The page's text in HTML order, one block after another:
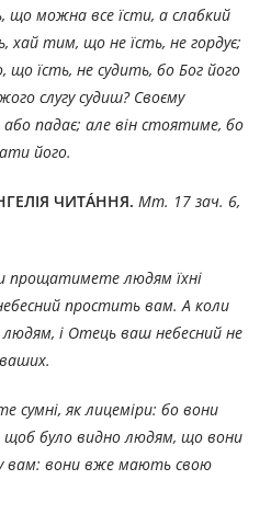
що можна все їсти, а слабкий
хай тим, що не їсть, не гордує;
що їсть, не судить, бо Бог його
слугу судиш? Своєму
або падає; але він стоятиме, бо
його.
ЧИТÁННЯ.Мт. 17 зач. 6,
прощатимете людям їхні
простить вам. А коли
і Отець ваш небесний не
сумні, як лицеміри: бо вони
щоб було видно людям, що вони
вам: вони вже мають свою